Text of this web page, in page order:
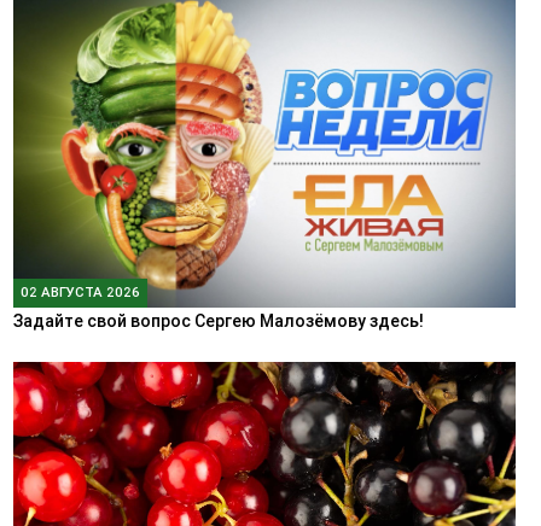
02 АВГУСТА 2026
Задайте свой вопрос Сергею Малозёмову здесь!